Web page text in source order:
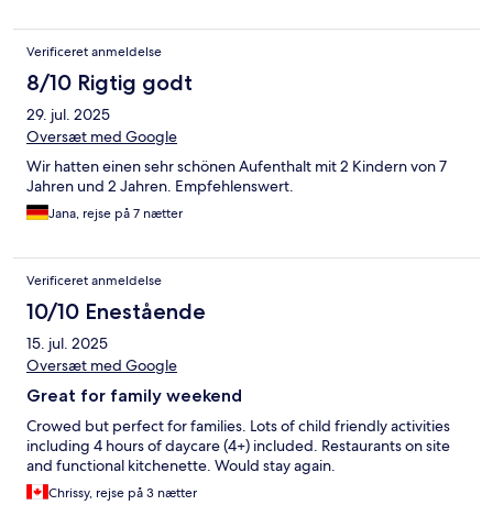
Verificeret anmeldelse
8/10 Rigtig godt
29. jul. 2025
Oversæt med Google
Wir hatten einen sehr schönen Aufenthalt mit 2 Kindern von 7
Jahren und 2 Jahren. Empfehlenswert.
Jana, rejse på 7 nætter
Verificeret anmeldelse
10/10 Enestående
15. jul. 2025
Oversæt med Google
Great for family weekend
Crowed but perfect for families. Lots of child friendly activities
including 4 hours of daycare (4+) included. Restaurants on site
and functional kitchenette. Would stay again.
Chrissy, rejse på 3 nætter